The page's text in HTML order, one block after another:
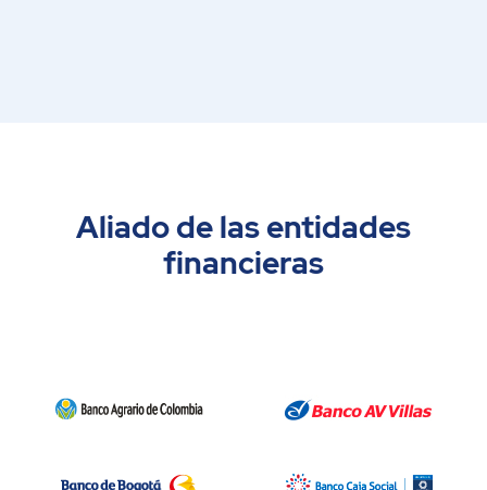
Aliado de las entidades
financieras